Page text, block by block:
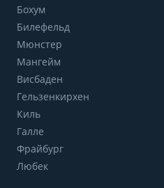
Бохум
Билефельд
Мюнстер
Мангейм
Висбаден
Гельзенкирхен
Киль
Галле
Фрайбург
Любек